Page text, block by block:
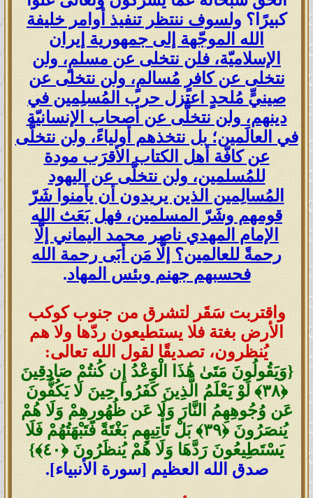
كبيرًا؟ ولسوف ننتظر تنفيذ أوامر خليفة
الله الموجّهة إلى جمهورية إيران
الإسلاميّة، فلن نتخلى عن مسلمٍ، ولن
نتخلى عن كافرٍ مُسالمٍ، ولن نتخلى عن
صينيٍّ مُلحدٍ اعتزل حرب المُسلِمين في
دينهم، ولن نتخلَّى عن أصحاب الإنسانيّة
في العالَمين؛ بل نتخذهم أولياءً، ولن نتخلَّى
عن كافّة أهل الكتاب الأقرَب مودة
للمُسلمين، ولن نتخلَّى عن اليهود
المُسالِمين الذين يريدون أن يأمنوا شَرّ
قومهم وشَرّ المسلمين، فهل بَعَث الله
الإمام المهدي ناصر محمد اليماني إلَّا
رحمةً للعالمين؟ إلَّا مَن أبَى رحمة الله
فحسبهم جهنم وبئس المهاد.
واقتربت سَقَر لتشرق من جنوب كوكب
الأرض بغتة فلا يستطيعون ردّها ولا هم
يُنظرون، تصديقًا لقول الله تعالى:
{وَيَقُولُونَ مَتَىٰ هَٰذَا الْوَعْدُ إِن كُنتُمْ صَادِقِينَ
‎﴿٣٨﴾‏ لَوْ يَعْلَمُ الَّذِينَ كَفَرُوا حِينَ لَا يَكُفُّونَ
عَن وُجُوهِهِمُ النَّارَ وَلَا عَن ظُهُورِهِمْ وَلَا هُمْ
يُنصَرُونَ ‎﴿٣٩﴾‏ بَلْ تَأْتِيهِم بَغْتَةً فَتَبْهَتُهُمْ فَلَا
يَسْتَطِيعُونَ رَدَّهَا وَلَا هُمْ يُنظَرُونَ ‎﴿٤٠﴾}
صدق الله العظيم [سورة الأنبياء].